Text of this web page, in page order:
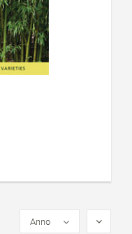
Anno